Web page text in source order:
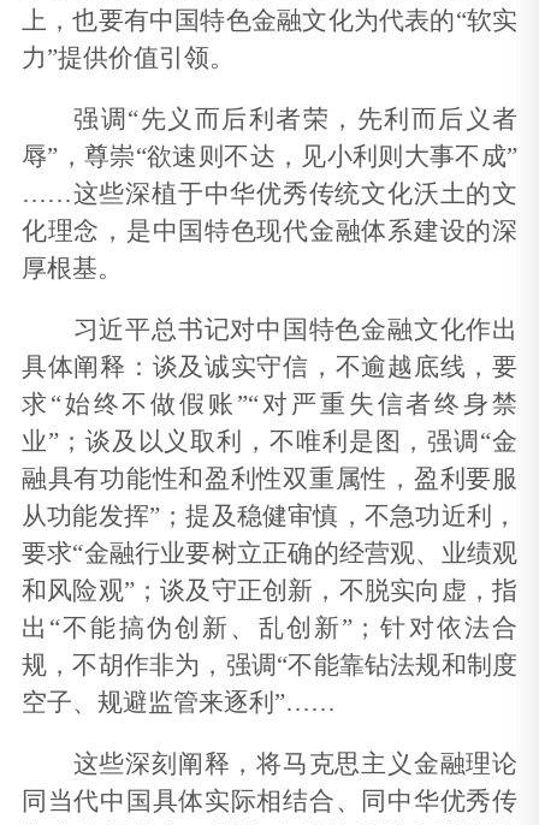
上，也要有中国特色金融文化为代表的“软实
力”提供价值引领。
强调“先义而后利者荣，先利而后义者
辱”，尊崇“欲速则不达，见小利则大事不成”
……这些深植于中华优秀传统文化沃土的文
化理念，是中国特色现代金融体系建设的深
厚根基。
习近平总书记对中国特色金融文化作出
具体阐释：谈及诚实守信，不逾越底线，要
求“始终不做假账”“对严重失信者终身禁
业”；谈及以义取利，不唯利是图，强调“金
融具有功能性和盈利性双重属性，盈利要服
从功能发挥”；提及稳健审慎，不急功近利，
要求“金融行业要树立正确的经营观、业绩观
和风险观”；谈及守正创新，不脱实向虚，指
出“不能搞伪创新、乱创新”；针对依法合
规，不胡作非为，强调“不能靠钻法规和制度
空子、规避监管来逐利”……
这些深刻阐释，将马克思主义金融理论
同当代中国具体实际相结合、同中华优秀传